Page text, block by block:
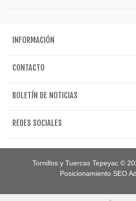
INFORMACIÓN
CONTACTO
BOLETÍN DE NOTICIAS
REDES SOCIALES
Tornillos y Tuercas Tepeyac ©
Posicionamiento SEO